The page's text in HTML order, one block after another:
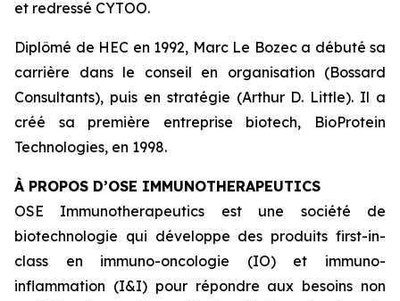
et redressé CYTOO.
Diplômé de HEC en 1992, Marc Le Bozec a débuté sa
carrière dans le conseil en organisation (Bossard
Consultants), puis en stratégie (Arthur D. Little). Il a
créé sa première entreprise biotech, BioProtein
Technologies, en 1998.
À PROPOS D’OSE IMMUNOTHERAPEUTICS
OSE Immunotherapeutics est une société de
biotechnologie qui développe des produits first-in-
class en immuno-oncologie (IO) et immuno-
inflammation (I&I) pour répondre aux besoins non